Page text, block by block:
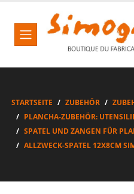
STARTSEITE ZUBEHÖR
PLANCHA-ZUBEHÖR:
SPATEL UND ZANGEN FÜR
ALLZWECK-SPATEL 12X8CM